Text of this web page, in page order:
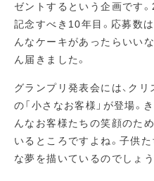
ゼントするという企画です
記念すべき10年目。応募数
んなケーキがあったらいい
ん届きました。
グランプリ発表会には、ク
の「小さなお客様」が登場。
んなお客様たちの笑顔のた
いるところですよね。子供
な夢を描いているのでしょう